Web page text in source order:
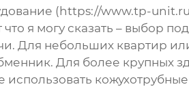
(https://www.tp-
я могу сказать – выбор
Для небольших квартир
Для более крупных